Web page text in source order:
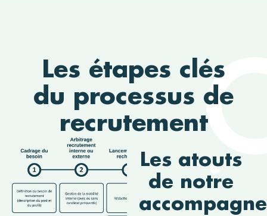
Les étapes clés
du processus de
recrutement
Les atouts
de notre